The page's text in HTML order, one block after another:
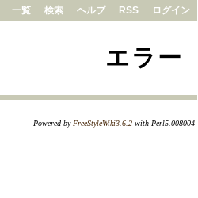
一覧 検索 ヘルプ RSS ログイン
エラー
Powered by FreeStyleWiki3.6.2 with Perl5.008004